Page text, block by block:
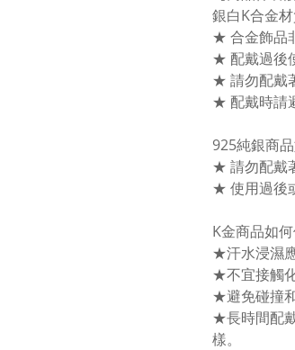
銀白K合金
★ 合金飾品
★ 配戴過後
★ 請勿配戴
★ 配戴時請
925純銀商
★ 請勿配戴
★ 使用過後
K金商品如
★汗水浸濕
★不宜接觸
★避免碰撞
★長時間配
樣。